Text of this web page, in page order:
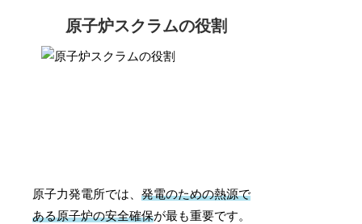
原子炉スクラムの役割
原子力発電所では、発電のための熱源で
ある原子炉の安全確保が最も重要です。